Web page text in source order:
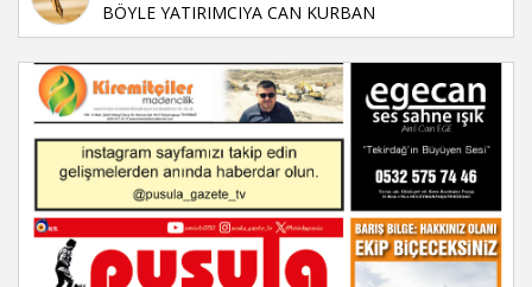
BÖYLE YATIRIMCIYA CAN KURBAN